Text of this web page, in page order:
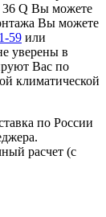
36 Q Вы можете
Вы можете
59 или
уверены в
Вас по
климатической
по России
расчет (с